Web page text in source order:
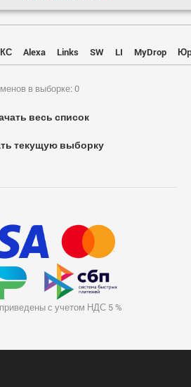
Alexa Links SW LI MyDrop
в выборке: 0
весь список
текущую выборку
с учетом НДС 5 %